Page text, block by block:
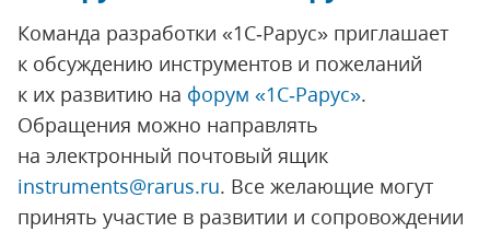
Команда разработки «1С‑Рарус» приглашает
к обсуждению инструментов и пожеланий
к их развитию на форум «1С‑Рарус».
Обращения можно направлять
на электронный почтовый ящик
instruments@rarus.ru. Все желающие могут
принять участие в развитии и сопровождении